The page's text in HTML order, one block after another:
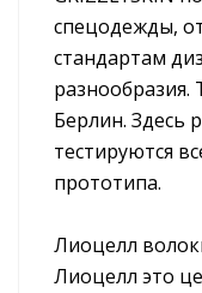
спецодежды,
стандартам
разнообразия.
Берлин. Здесь
тестируются
прототипа.
Лиоцелл
Лиоцелл это